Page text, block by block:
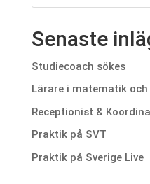
Senaste
Studiecoach sökes
Lärare i matematik
Receptionist &
Praktik på SVT
Praktik på Sverige Live